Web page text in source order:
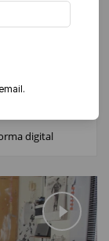
digital